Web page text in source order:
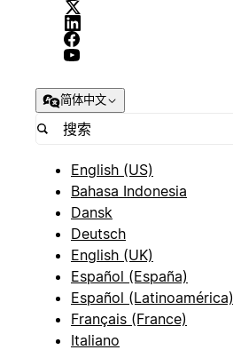
简体中文
English (US)
Bahasa Indonesia
Dansk
Deutsch
English (UK)
Español (España)
Español (Latinoamérica)
Français (France)
Italiano